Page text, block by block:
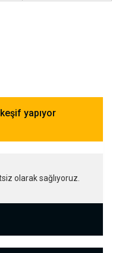
yapıyor
olarak sağlıyoruz.